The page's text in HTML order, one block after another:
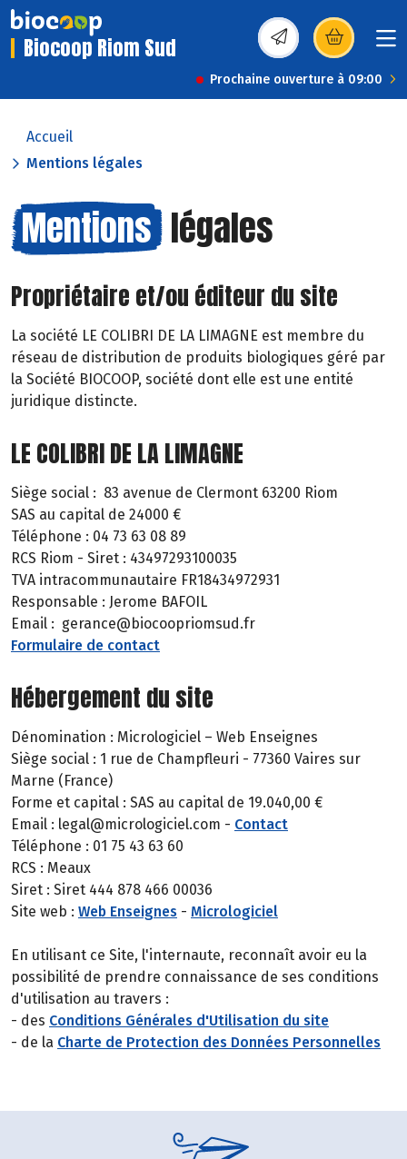
Biocoop Riom Sud (s’ouvre dans une
Prochaine ouverture à 09:00
Accueil
Mentions légales
Mentions légales
Propriétaire et/ou éditeur du site
La société LE COLIBRI DE LA LIMAGNE est membre du
réseau de distribution de produits biologiques géré par
la Société BIOCOOP, société dont elle est une entité
juridique distincte.
LE COLIBRI DE LA LIMAGNE
Siège social : 83 avenue de Clermont 63200 Riom
SAS au capital de 24000 €
Téléphone : 04 73 63 08 89
RCS Riom - Siret : 43497293100035
TVA intracommunautaire FR18434972931
Responsable : Jerome BAFOIL
Email : gerance@biocoopriomsud.fr
Formulaire de contact
Hébergement du site
Dénomination : Micrologiciel – Web Enseignes
Siège social : 1 rue de Champfleuri - 77360 Vaires sur
Marne (France)
Forme et capital : SAS au capital de 19.040,00 €
Email : legal@micrologiciel.com - Contact
Téléphone : 01 75 43 63 60
RCS : Meaux
Siret : Siret 444 878 466 00036
Site web : Web Enseignes - Micrologiciel
En utilisant ce Site, l'internaute, reconnaît avoir eu la
possibilité de prendre connaissance de ses conditions
d'utilisation au travers :
- des Conditions Générales d'Utilisation du site
- de la Charte de Protection des Données Personnelles